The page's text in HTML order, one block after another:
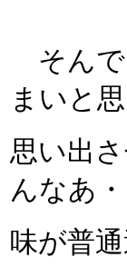
そんで
まいと
思い出
んなあ
味が普